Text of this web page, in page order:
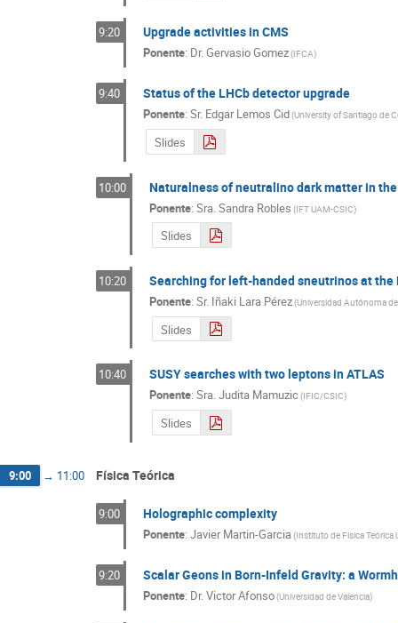
9:20 Upgrade activities in CMS
Ponente: Dr.Gervasio Gomez(IFCA)
9:40 Status of the LHCb detector upgrade
Ponente: Sr. Edgar Lemos Cid(University of Santiago de
Slides
10:00 Naturalness of neutralino dark matter in
Ponente: Sra.Sandra Robles (IFT UAM-CSIC)
Slides
10:20 Searching for left-handed sneutrinos at the
Ponente: Sr. Iñaki Lara Pérez(Universidad Autónoma
Slides
10:40 SUSY searches with two leptons in ATLAS
Ponente: Sra.Judita Mamuzic(IFIC/CSIC)
Slides
9:00 → 11:00 Física Teórica
9:00 Holographic complexity
Ponente: Javier Martin-Garcia(Instituto de Física Teórica
9:20 Scalar Geons in Born-Infeld Gravity: a
Ponente: Dr.Victor Afonso(Universidad de Valencia)